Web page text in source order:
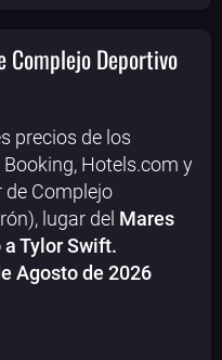
Complejo Deportivo
precios de los
Hotels.com y
Complejo
lugar del Mares
Tylor Swift.
Agosto de 2026